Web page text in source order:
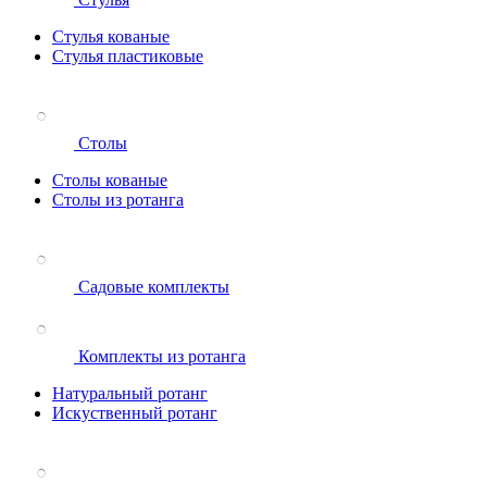
Стулья кованые
Стулья пластиковые
Столы
Столы кованые
Столы из ротанга
Садовые комплекты
Комплекты из ротанга
Натуральный ротанг
Искуственный ротанг